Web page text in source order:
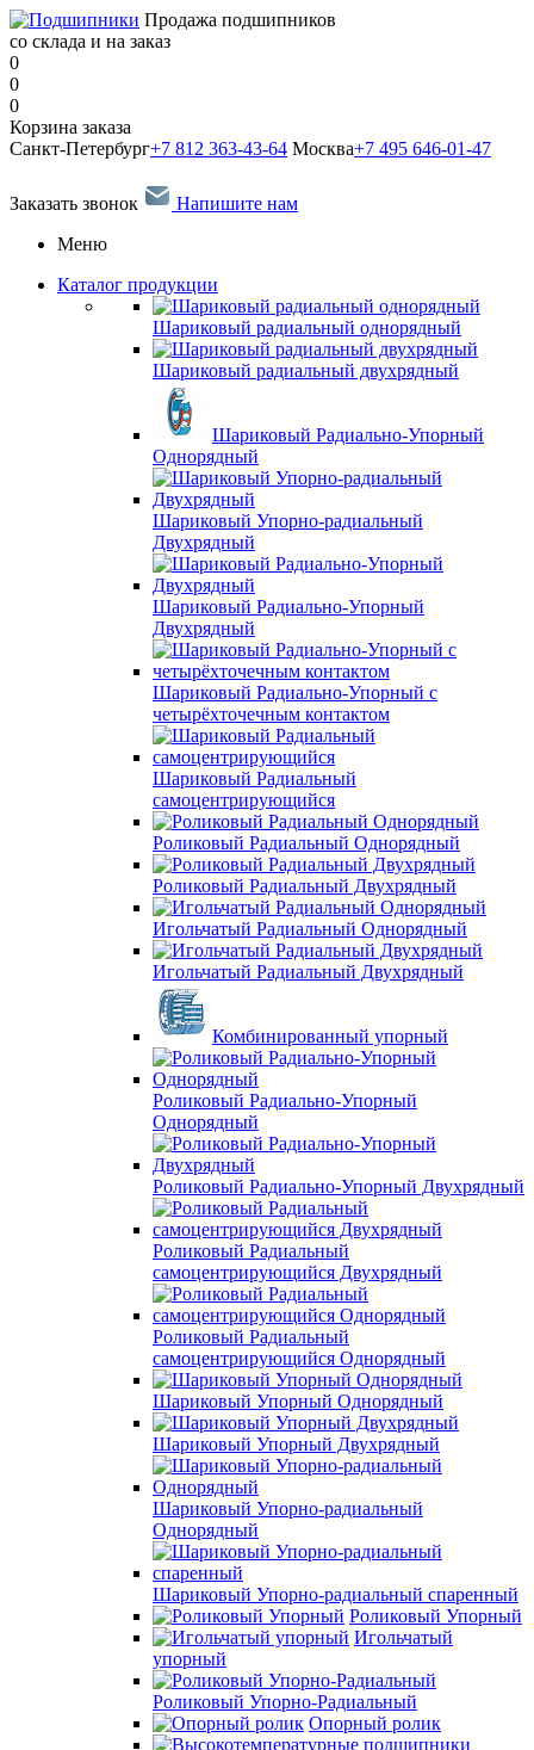
Продажа подшипников
со склада и на заказ
0
0
0
Корзина заказа
Санкт-Петербург+7 812 363-43-64 Москва+7 495 646-01-47
Заказать звонок
Напишите нам
Меню
Каталог продукции
Шариковый радиальный однорядный
Шариковый радиальный двухрядный
Шариковый Радиально-Упорный
Однорядный
Шариковый Упорно-радиальный
Двухрядный
Шариковый Радиально-Упорный
Двухрядный
Шариковый Радиально-Упорный с
четырёхточечным контактом
Шариковый Радиальный
самоцентрирующийся
Роликовый Радиальный Однорядный
Роликовый Радиальный Двухрядный
Игольчатый Радиальный Однорядный
Игольчатый Радиальный Двухрядный
Комбинированный упорный
Роликовый Радиально-Упорный
Однорядный
Роликовый Радиально-Упорный Двухрядный
Роликовый Радиальный
самоцентрирующийся Двухрядный
Роликовый Радиальный
самоцентрирующийся Однорядный
Шариковый Упорный Однорядный
Шариковый Упорный Двухрядный
Шариковый Упорно-радиальный
Однорядный
Шариковый Упорно-радиальный спаренный
Роликовый Упорный
Игольчатый
упорный
Роликовый Упорно-Радиальный
Опорный ролик